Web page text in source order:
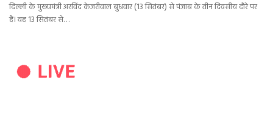
दिल्ली के मुख्यमंत्री अरविंद केजरीवाल बुधवार (13 सितंबर) से पंजाब के तीन दिवसीय दौरे पर
हैं। वह 13 सितंबर से…